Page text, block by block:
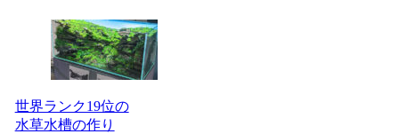
世界ランク19位の
水草水槽の作り